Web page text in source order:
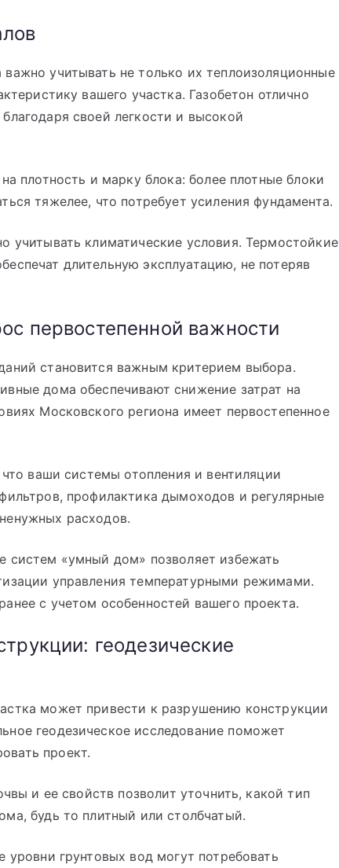
учитывать не только их теплоизоляционные
вашего участка. Газобетон отлично
своей легкости и высокой
плотность и марку блока: более плотные блоки
тяжелее, что потребует усиления фундамента.
учитывать климатические условия. Термостойкие
длительную эксплуатацию, не потеряв
первостепенной важности
становится важным критерием выбора.
дома обеспечивают снижение затрат на
Московского региона имеет первостепенное
ваши системы отопления и вентиляции
профилактика дымоходов и регулярные
расходов.
систем «умный дом» позволяет избежать
управления температурными режимами.
с учетом особенностей вашего проекта.
геодезические
может привести к разрушению конструкции
геодезическое исследование поможет
проект.
и ее свойств позволит уточнить, какой тип
будь то плитный или столбчатый.
уровни грунтовых вод могут потребовать